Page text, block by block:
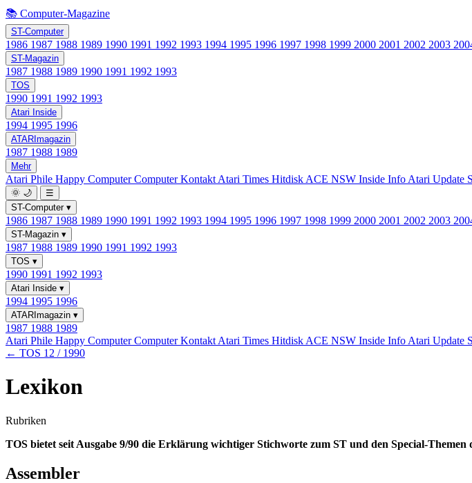
📚 Computer-Magazine
ST-Computer
1986 1987 1988 1989 1990 1991 1992 1993 1994 1995 1996 1997 1998 1999 2000 2001 2002 2003
ST-Magazin
1987 1988 1989 1990 1991 1992 1993
TOS
1990 1991 1992 1993
Atari Inside
1994 1995 1996
ATARImagazin
1987 1988 1989
Mehr
Atari Phile Happy ComputerComputer Kontakt Atari Times Hitdisk ACE NSW Inside Info Atari Update
🌞 🌙
☰
ST-Computer ▾
1986 1987 1988 1989 1990 1991 1992 1993 1994 1995 1996 1997 1998 1999 2000 2001 2002 2003
ST-Magazin ▾
1987 1988 1989 1990 1991 1992 1993
TOS ▾
1990 1991 1992 1993
Atari Inside ▾
1994 1995 1996
ATARImagazin ▾
1987 1988 1989
Atari Phile Happy ComputerComputer Kontakt Atari Times Hitdisk ACE NSW Inside Info Atari Update
← TOS 12 / 1990
Lexikon
Rubriken
TOS bietet seit Ausgabe 9/90 die Erklärung wichtiger Stichworte zum ST und den Special-Themen
Assembler